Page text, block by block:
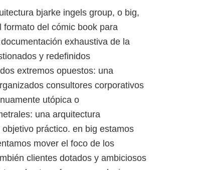
bjarke ingels group, o big,
del cómic book para
exhaustiva de la
y redefinidos
extremos opuestos: una
consultores corporativos
utópica o
una arquitectura
práctico. en big estamos
mover el foco de los
clientes dotados y ambiciosos